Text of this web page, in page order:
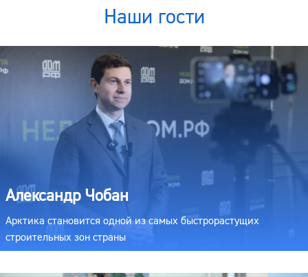
Наши гости
Александр Чобан
Арктика становится одной из самых быстрорастущих
строительных зон страны